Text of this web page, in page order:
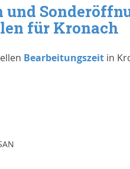
und
für Kronach
Bearbeitungszeit in